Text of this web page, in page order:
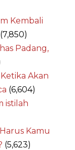
Kembali
(7,850)
Padang,
Akan
(6,604)
istilah
Kamu
(5,623)